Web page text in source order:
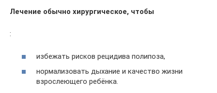
Лечение обычно хирургическое, чтобы
:
избежать рисков рецидива полипоза,
нормализовать дыхание и качество жизни
взрослеющего ребёнка.